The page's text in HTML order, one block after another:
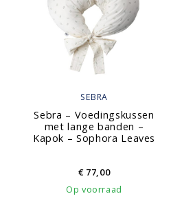
SEBRA
Sebra – Voedingskussen
met lange banden –
Kapok – Sophora Leaves
€77,00
Op voorraad